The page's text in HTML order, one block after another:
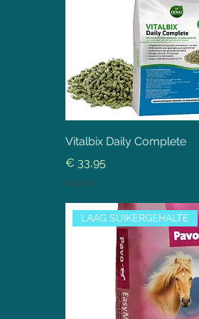
Vitalbix Daily Complete
Prijs
€ 33,95
incl.Btw
LAAG SUIKERGEHALTE